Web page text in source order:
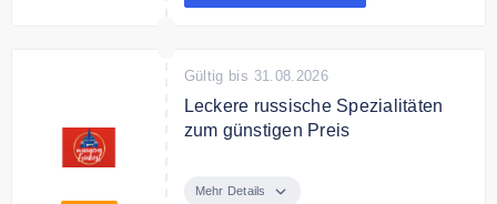
Gültig bis 31.08.2026
Leckere russische Spezialitäten
zum günstigen Preis
Feinkost leckere russische
Mehr Details